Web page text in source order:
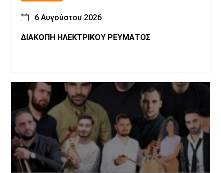
6 Αυγούστου 2026
ΔΙΑΚΟΠΗ ΗΛΕΚΤΡΙΚΟΥ ΡΕΥΜΑΤΟΣ